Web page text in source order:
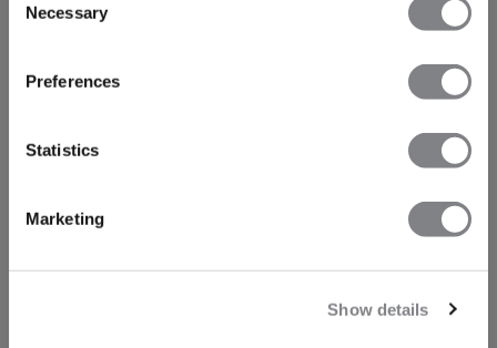
Selection
Necessary
Preferences
Statistics
Marketing
Show details